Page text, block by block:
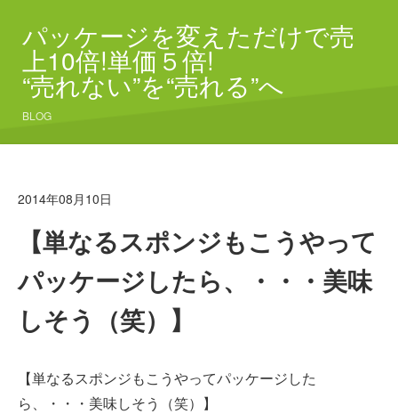
パッケージを変えただけで売
上10倍!単価５倍!
“売れない”を“売れる”へ
BLOG
2014年08月10日
【単なるスポンジもこうやって
パッケージしたら、・・・美味
しそう（笑）】
【単なるスポンジもこうやってパッケージした
ら、・・・美味しそう（笑）】